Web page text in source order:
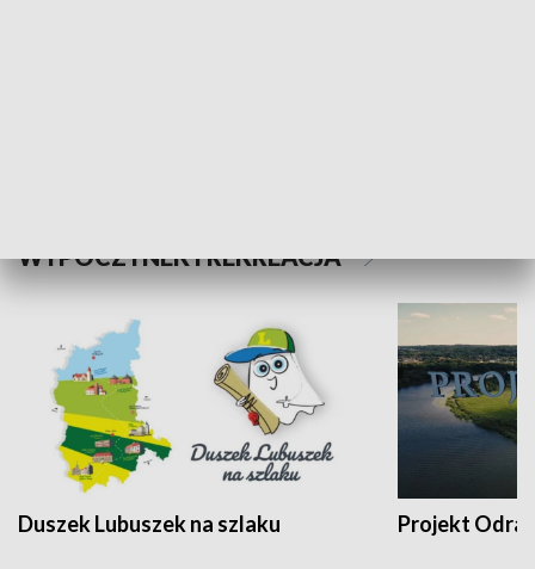
WYPOCZYNEK I REKREACJA
Duszek Lubuszek na szlaku Projekt Odra